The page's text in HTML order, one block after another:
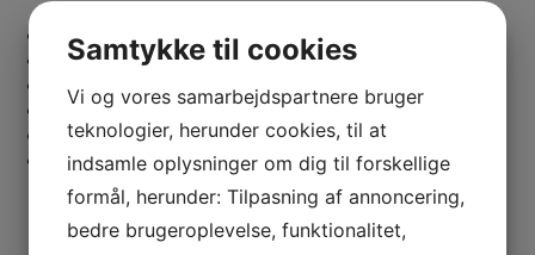
Grundareal 950 m²
Boligareal 760 m²
8-10 boligenheder
Elevator
Godkendt lokalplan
Tegninger leveres efter aftale
Matrikelnummer 334rn Dragør By, Dragør.
Samtykke til cookies
Vi og vores samarbejdspartnere bruger
teknologier, herunder cookies, til at
indsamle oplysninger om dig til forskellige
formål, herunder: Tilpasning af annoncering,
bedre brugeroplevelse, funktionalitet,